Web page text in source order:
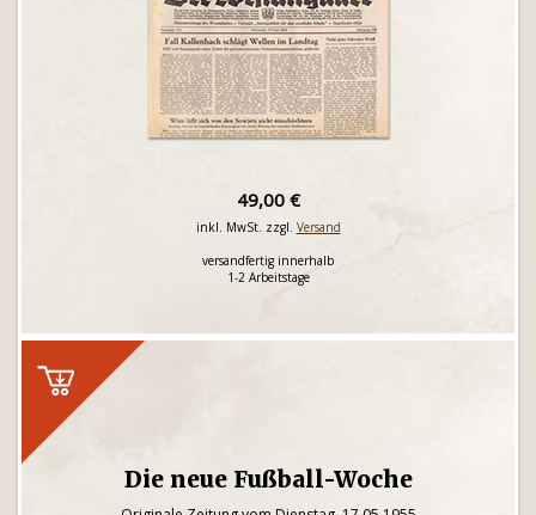
49,00 €
inkl. MwSt. zzgl. Versand
versandfertig innerhalb
1-2 Arbeitstage
Die neue Fußball-Woche